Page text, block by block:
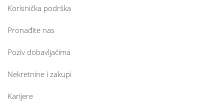
Korisnička podrška
Pronađite nas
Poziv dobavljačima
Nekretnine i zakupi
Karijere